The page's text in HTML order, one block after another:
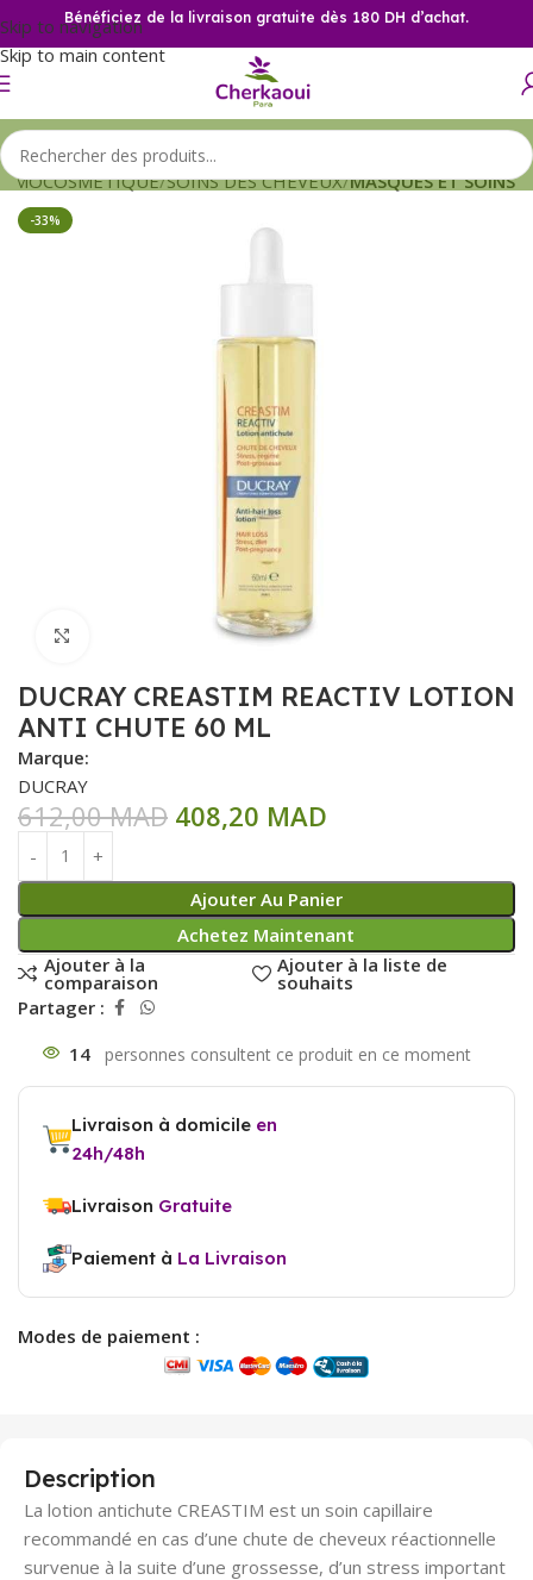
Skip to navigation
Skip to main content
Bénéficiez de la livraison gratuite dès 180 DH d’achat.
SOINS DES CHEVEUX MASQUES ET SOINS
-33%
Click to enlarge
DUCRAY CREASTIM REACTIV LOTION
ANTI CHUTE 60 ML
Marque:
DUCRAY
612,00MAD 408,20 MAD
Ajouter Au Panier
Achetez Maintenant
Ajouter à la
comparaison
Ajouter à la liste de
souhaits
Partager :
14
Livraison à domicile en
24h/48h
Livraison Gratuite
Paiement à La Livraison
Modes de paiement :
Description
La lotion antichute CREASTIM est un soin capillaire
recommandé en cas d’une chute de cheveux réactionnelle
survenue à la suite d’une grossesse, d’un stress important